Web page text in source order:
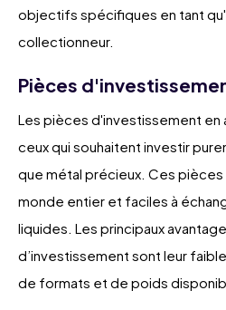
objectifs spécifiques en tant
collectionneur.
Pièces
Les pièces d'investissement en
ceux qui souhaitent investir
que métal précieux. Ces
monde entier et faciles à
liquides. Les principaux
d’investissement sont leur
de formats et de poids